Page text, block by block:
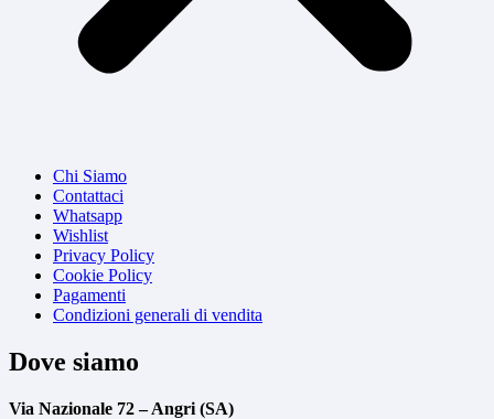
Chi Siamo
Contattaci
Whatsapp
Wishlist
Privacy Policy
Cookie Policy
Pagamenti
Condizioni generali di vendita
Dove siamo
Via Nazionale 72 – Angri (SA)